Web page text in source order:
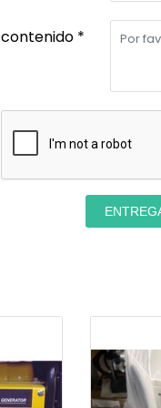
contenido *